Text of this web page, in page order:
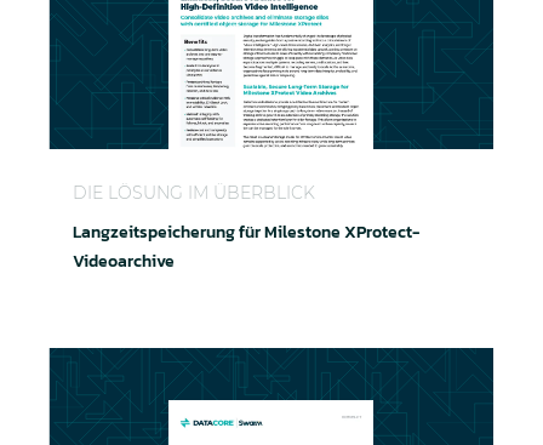
DIE LÖSUNG IM ÜBERBLICK
Langzeitspeicherung für Milestone XProtect-
Videoarchive